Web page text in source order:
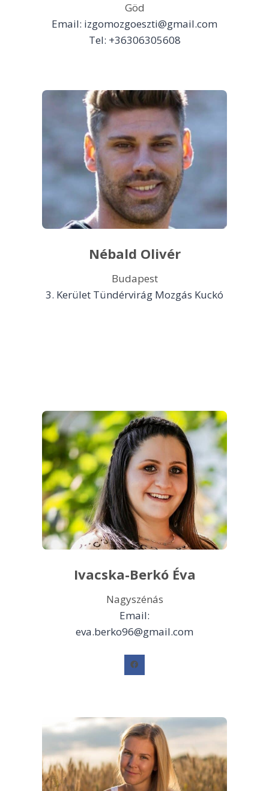
Göd
Email: izgomozgoeszti@gmail.com
Tel: +36306305608
Nébald Olivér
Budapest
3. Kerület Tündérvirág Mozgás Kuckó
Ivacska-Berkó Éva
Nagyszénás
Email:
eva.berko96@gmail.com